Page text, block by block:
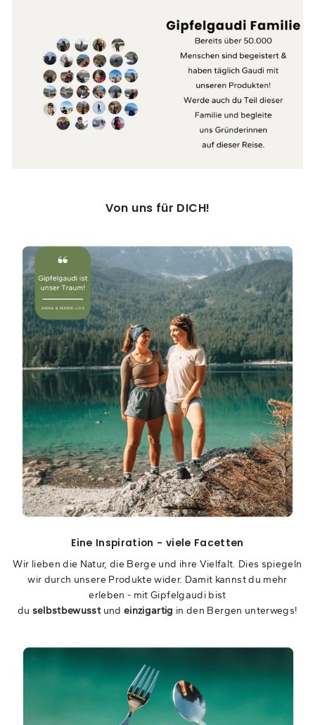
Von uns für DICH!
Eine Inspiration - viele Facetten
Wir lieben die Natur, die Berge und ihre Vielfalt. Dies spiegeln
wir durch unsere Produkte wider. Damit kannst du mehr
erleben - mit Gipfelgaudi bist
du selbstbewusst und einzigartig in den Bergen unterwegs!